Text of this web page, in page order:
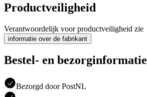
Productveiligheid
Verantwoordelijk voor productveiligheid zie
informatie over de fabrikant
Bestel- en bezorginformatie
Bezorgd door PostNL